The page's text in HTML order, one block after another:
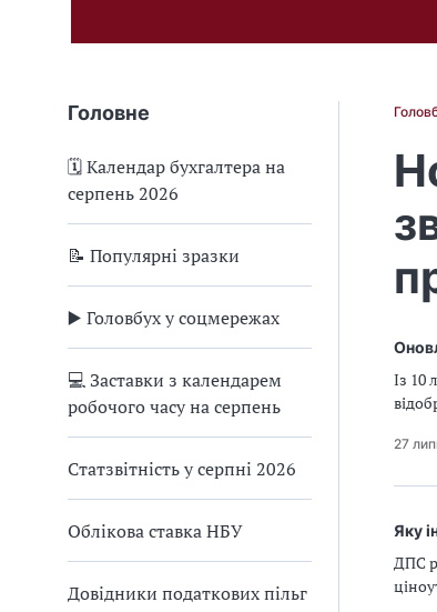
Головне
🗓️ Календар бухгалтера на
серпень 2026
📝 Популярні зразки
▶️ Головбух у соцмережах
💻 Заставки з календарем
робочого часу на серпень
Статзвітність у серпні 2026
Облікова ставка НБУ
Довідники податкових пільг
Із 10
27
Яку
ДПС